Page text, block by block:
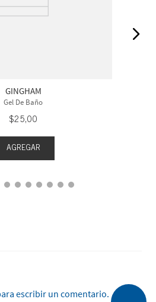
GINGHAM
Gel De Baño
$25,00
AGREGAR
escribir un comentario.